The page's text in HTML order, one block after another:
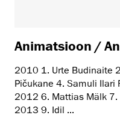
Animatsioon /
2010 1. Urte Budinaite
Pičukane 4. Samuli
2012 6. Mattias Mälk 7.
2013 9. Idil ...